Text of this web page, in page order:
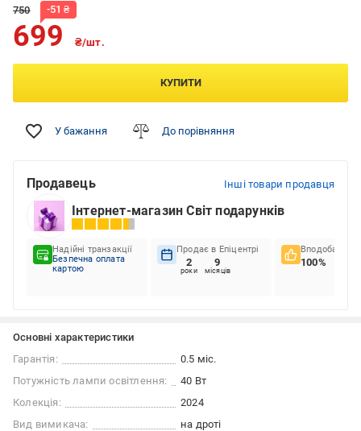
750 -51 ₴
699 ₴/шт.
КУПИТИ
У бажання До порівняння
Продавець Інші товари продавця
Інтернет-магазин Світ подарунків
Надійні транзакції
Безпечна оплата
картою
Продає в Епіцентрі
2
роки
9
місяців
Вподобання
100%
Основні характеристики
Гарантія:
0.5 міс.
Потужність лампи освітлення:
40 Вт
Колекція:
2024
Вид вимикача:
на дроті